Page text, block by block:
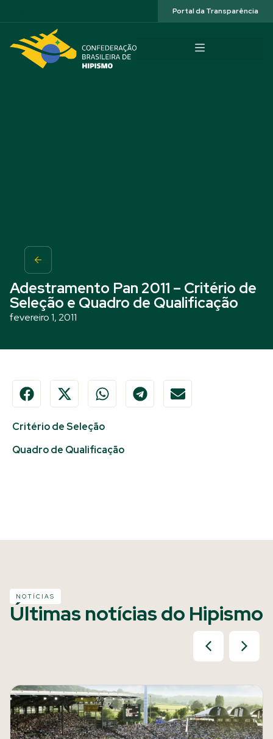
Portal da Transparência
Adestramento Pan 2011 – Critério de
Seleção e Quadro de Qualificação
fevereiro 1, 2011
Critério de Seleção
Quadro de Qualificação
NOTÍCIAS
Últimas notícias do Hipismo